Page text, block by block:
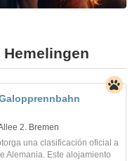
2. Bremen
una clasificación oficial a
Alemania. Este alojamiento